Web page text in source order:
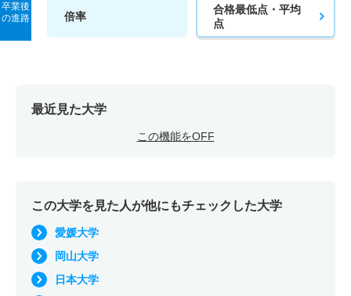
卒業後
の進路
倍率
合格最低点・平均
点
最近見た大学
この機能をOFF
この大学を見た人が他にもチェックした大学
愛媛大学
岡山大学
日本大学